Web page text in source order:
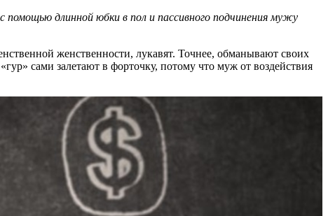
помощью длинной юбки в пол и пассивного подчинения мужу
женственности, лукавят. Точнее, обманывают своих
сами залетают в форточку, потому что муж от воздействия